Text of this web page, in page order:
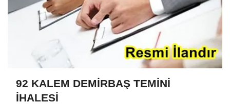
92 KALEM DEMİRBAŞ TEMİNİ
İHALESİ